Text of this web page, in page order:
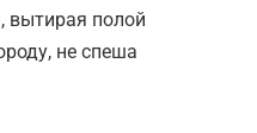
вытирая полой
не спеша